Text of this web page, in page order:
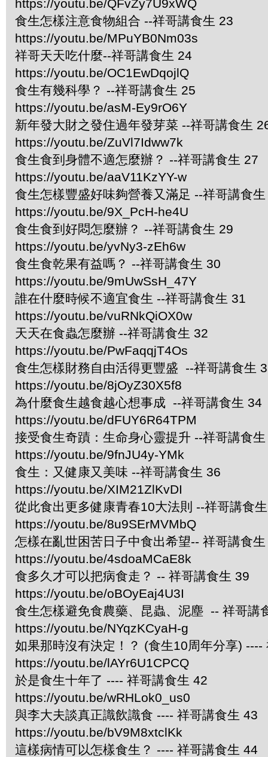
https://youtu.be/QFvZy7U9xWQ
食生怎樣注意食物組合 --祥哥講食生 23
https://youtu.be/MPuYB0Nm03s
祥哥天天吃什麼--祥哥講食生 24
https://youtu.be/OC1EwDqojlQ
食生有幾科學？ --祥哥講食生 25
https://youtu.be/asM-Ey9rO6Y
新年發大財之發住過年發芽菜 --祥哥講食生
https://youtu.be/ZuVl7Idww7k
食生食到身體不適怎麼辦？ --祥哥講食生 27
https://youtu.be/aaV11KzYY-w
食生怎樣豐盛好味夠營養又滿足 --祥哥講食
https://youtu.be/9X_PcH-he4U
食生食到好悶怎麼辦？ --祥哥講食生 29
https://youtu.be/yvNy3-zEh6w
食生食乾果有益嗎？ --祥哥講食生 30
https://youtu.be/9mUwSsH_47Y
誰在什麼時候不適宜食生 --祥哥講食生 31
https://youtu.be/vuRNkQiOX0w
天天在食蟲怎麼辦 --祥哥講食生 32
https://youtu.be/PwFaqqjT4Os
食生怎樣財務自由活得更豐盛 --祥哥講食生
https://youtu.be/8jOyZ30X5f8
為什麼食生越食越心想事成 --祥哥講食生 34
https://youtu.be/dFUY6R64TPM
接受食生奇蹟：生命身心靈提升 --祥哥講食
https://youtu.be/9fnJU4y-YMk
食生：又健康又美味 --祥哥講食生 36
https://youtu.be/XIM21ZlKvDI
從此食出更多健康青春10大法則 --祥哥講食
https://youtu.be/8u9SErMVMbQ
怎樣在亂世困苦日子中食出希望-- 祥哥講食
https://youtu.be/4sdoaMCaE8k
食多久才可以把病食走？ -- 祥哥講食生 39
https://youtu.be/oBOyEaj4U3I
食生怎樣避免食農藥、昆蟲、泥塵 -- 祥哥講
https://youtu.be/NYqzKCyaH-g
如果那時沒有決定！？ (食生10周年分享) ----
https://youtu.be/lAYr6U1CPCQ
於是食生十年了 ---- 祥哥講食生 42
https://youtu.be/wRHLok0_us0
與李大夫談真正識飲識食 ---- 祥哥講食生 43
https://youtu.be/bV9M8xtclKk
這樣病情可以怎樣食生？ ---- 祥哥講食生 44